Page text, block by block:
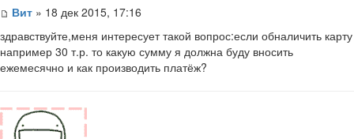
Вит » 18 дек 2015, 17:16
здравствуйте,меня интересует такой вопрос:если обналичить карту
например 30 т.р. то какую сумму я должна буду вносить
ежемесячно и как производить платёж?